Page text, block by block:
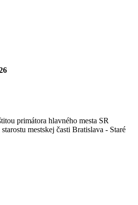
primátora hlavného mesta SR
mestskej časti Bratislava - Staré